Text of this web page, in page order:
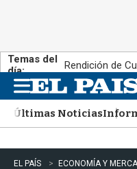
Temas del
día:
Rendición de
n
uÚltimas Noticias
EL PAÍS ECONOMÍA Y